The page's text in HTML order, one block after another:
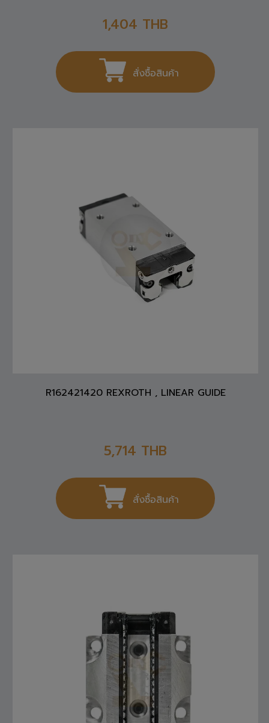
1,404 THB
สั่งซื้อสินค้า
R162421420 REXROTH , LINEAR GUIDE
5,714 THB
สั่งซื้อสินค้า